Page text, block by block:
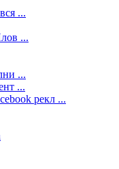
...
...
...
...
рекл ...